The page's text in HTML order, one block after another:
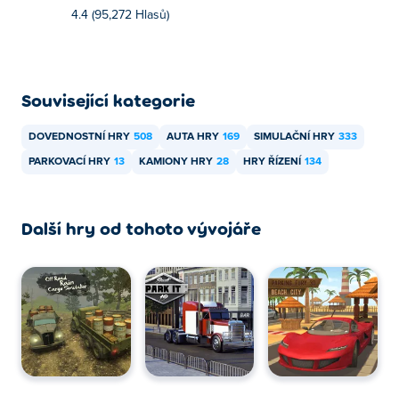
4.4 (95,272 Hlasů)
Související kategorie
DOVEDNOSTNÍ HRY 508 AUTA HRY 169 SIMULAČNÍ HRY 333
PARKOVACÍ HRY 13 KAMIONY HRY 28 HRY ŘÍZENÍ 134
Další hry od tohoto vývojáře